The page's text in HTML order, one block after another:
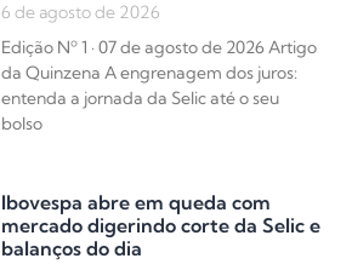
6 de agosto de 2026
Edição Nº 1 · 07 de agosto de 2026 Artigo
da Quinzena A engrenagem dos juros:
entenda a jornada da Selic até o seu
bolso
Ibovespa abre em queda com
mercado digerindo corte da Selic e
balanços do dia